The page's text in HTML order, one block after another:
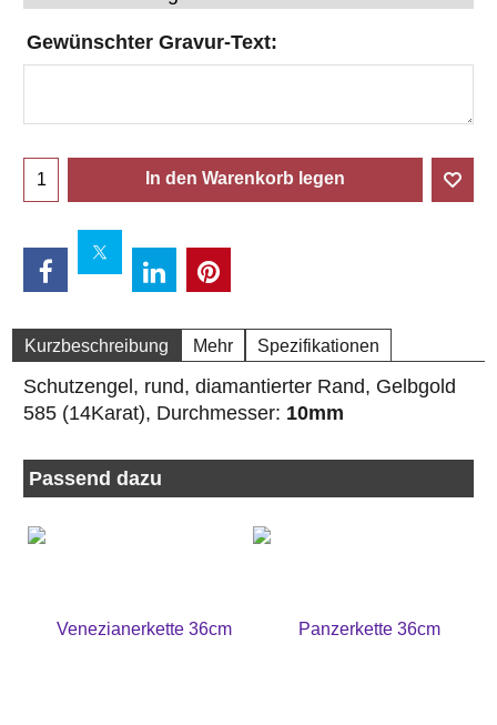
Gewünschter Gravur-Text:
In den Warenkorb legen
Kurzbeschreibung Mehr Spezifikationen
Schutzengel, rund, diamantierter Rand, Gelbgold
585 (14Karat), Durchmesser: 10mm
Passend dazu